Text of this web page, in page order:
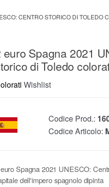
CENTRO STORICO DI TOLEDO
euro Spagna 2021
di Toledo
Wishlist
Codice Prod.:
Codice Articolo:
Spagna 2021 UNESCO:
dell'impero spagnolo dipinta